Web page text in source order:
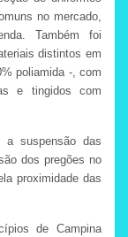
no mercado,
Também foi
distintos em
poliamida -, com
e tingidos com
a suspensão das
dos pregões no
proximidade das
de Campina